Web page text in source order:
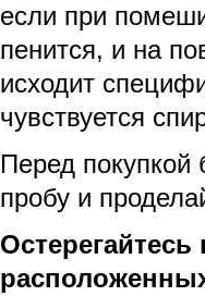
если при
пенится, и на
исходит
чувствуется
Перед покупкой
пробу и